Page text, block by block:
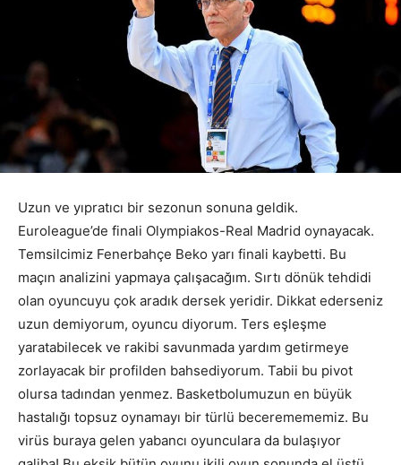
Uzun ve yıpratıcı bir sezonun sonuna geldik.
Euroleague’de finali Olympiakos-Real Madrid oynayacak.
Temsilcimiz Fenerbahçe Beko yarı finali kaybetti. Bu
maçın analizini yapmaya çalışacağım. Sırtı dönük tehdidi
olan oyuncuyu çok aradık dersek yeridir. Dikkat ederseniz
uzun demiyorum, oyuncu diyorum. Ters eşleşme
yaratabilecek ve rakibi savunmada yardım getirmeye
zorlayacak bir profilden bahsediyorum. Tabii bu pivot
olursa tadından yenmez. Basketbolumuzun en büyük
hastalığı topsuz oynamayı bir türlü beceremememiz. Bu
virüs buraya gelen yabancı oyunculara da bulaşıyor